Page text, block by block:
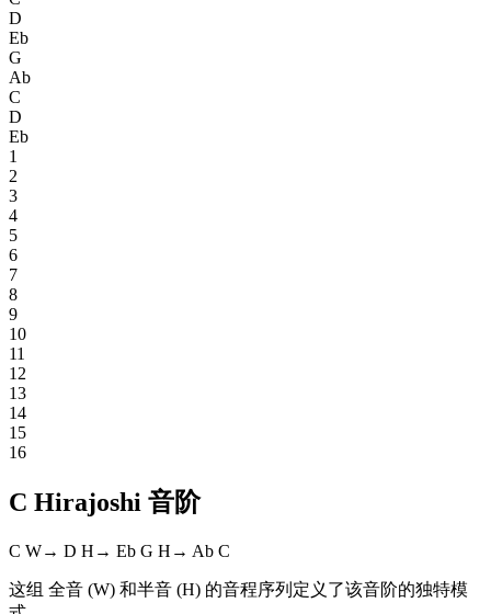
D
Eb
G
Ab
C
D
Eb
1
2
3
4
5
6
7
8
9
10
11
12
13
14
15
16
C Hirajoshi 音阶
C W→ D H → Eb G H → Ab C
这组 全音 (W) 和半音 (H) 的音程序列定义了该音阶的独特模